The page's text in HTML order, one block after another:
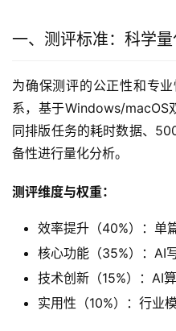
一、测评标准：科学
为确保测评的公正性和专
系，基于Windows/macOS
同排版任务的耗时数据、
备性进行量化分析。
测评维度与权重：
效率提升（40%）：单
核心功能（35%）：AI
技术创新（15%）：AI
实用性（10%）：行业